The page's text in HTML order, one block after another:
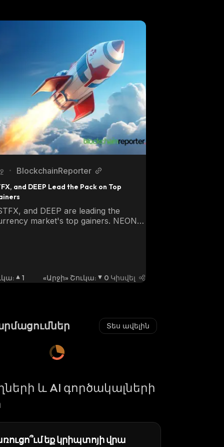
• BlockchainReporter
and DEEP Lead the Pack on Top
and DEEP are leading the
market's top gainers. NEON
: 1 «Արջի» Շուկա: 0 Կիսվել
Տես ավելին
և AI գործակալների
եք կրիպտոյի վրա